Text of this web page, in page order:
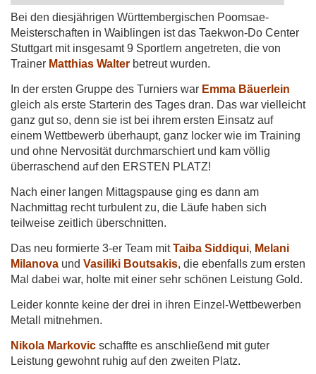
Bei den diesjährigen Württembergischen Poomsae-
Meisterschaften in Waiblingen ist das Taekwon-Do Center
Stuttgart mit insgesamt 9 Sportlern angetreten, die von
Trainer Matthias Walter betreut wurden.
In der ersten Gruppe des Turniers war Emma Bäuerlein
gleich als erste Starterin des Tages dran. Das war vielleicht
ganz gut so, denn sie ist bei ihrem ersten Einsatz auf
einem Wettbewerb überhaupt, ganz locker wie im Training
und ohne Nervosität durchmarschiert und kam völlig
überraschend auf den ERSTEN PLATZ!
Nach einer langen Mittagspause ging es dann am
Nachmittag recht turbulent zu, die Läufe haben sich
teilweise zeitlich überschnitten.
Das neu formierte 3-er Team mitTaiba Siddiqui, Melani
Milanova und Vasiliki Boutsakis, die ebenfalls zum ersten
Mal dabei war, holte mit einer sehr schönen Leistung Gold.
Leider konnte keine der drei in ihren Einzel-Wettbewerben
Metall mitnehmen.
Nikola Markovic schaffte es anschließend mit guter
Leistung gewohnt ruhig auf den zweiten Platz.